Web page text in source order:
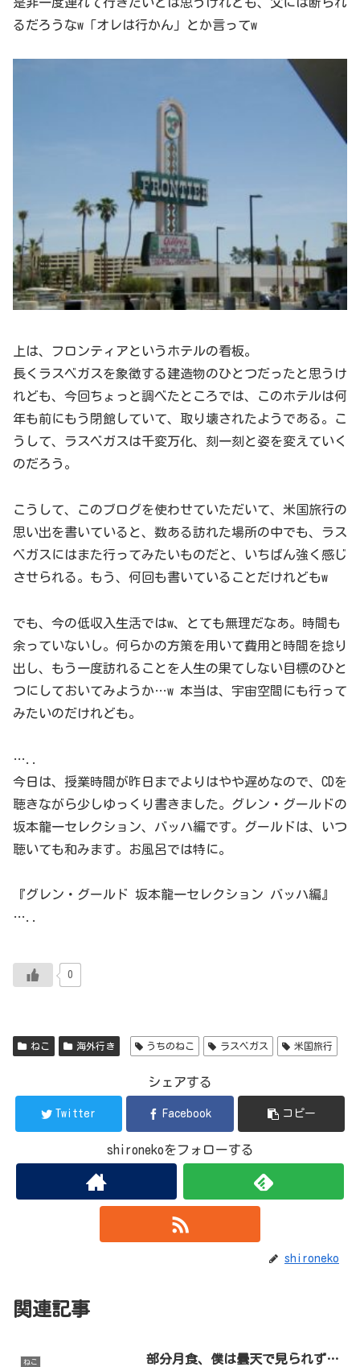
るだろうなw「オレは行かん」とか言ってw
上は、フロンティアというホテルの看板。
長くラスベガスを象徴する建造物のひとつだったと思うけ
れども、今回ちょっと調べたところでは、このホテルは何
年も前にもう閉館していて、取り壊されたようである。こ
うして、ラスベガスは千変万化、刻一刻と姿を変えていく
のだろう。
こうして、このブログを使わせていただいて、米国旅行の
思い出を書いていると、数ある訪れた場所の中でも、ラス
ベガスにはまた行ってみたいものだと、いちばん強く感じ
させられる。もう、何回も書いていることだけれどもw
でも、今の低収入生活ではw、とても無理だなあ。時間も
余っていないし。何らかの方策を用いて費用と時間を捻り
出し、もう一度訪れることを人生の果てしない目標のひと
つにしておいてみようか…w 本当は、宇宙空間にも行って
みたいのだけれども。
…..
今日は、授業時間が昨日までよりはやや遅めなので、CDを
聴きながら少しゆっくり書きました。グレン・グールドの
坂本龍一セレクション、バッハ編です。グールドは、いつ
聴いても和みます。お風呂では特に。
『グレン・グールド 坂本龍一セレクション バッハ編』
…..
0
ねこ 海外行き うちのねこ ラスベガス 米国旅行
シェアする
Twitter Facebook コピー
shironekoをフォローする
shironeko
関連記事
ねこ 部分月食、僕は曇天で見られず…